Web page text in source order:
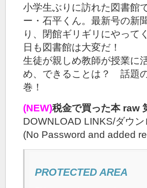
小学生ぶりに訪れた図書館
ー・石平くん。最新号の新
り、閉館ギリギリにやって
日も図書館は大変だ！
生徒が親しめ教師が授業に
め、できることは？ 話題
巻！
(NEW)税金で買った本 raw
DOWNLOAD LINKS/ダウン
(No Password and added
PROTECTED AREA